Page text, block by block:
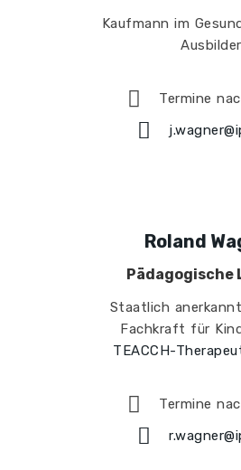
Kaufmann im
Ausbilder
Termine
Roland
Pädagogische
Staatlich
Fachkraft für
TEACCH-
Termine